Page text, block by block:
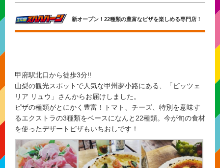
新オープン！22種類の豊富なピザを楽しめる専門店！
甲府駅北口から徒歩3分!!
山梨の観光スポットで人気な甲州夢小路にある、
「ピッツェ
リア リュウ」 さんからお届けしました。
ピザの種類がとにかく豊富！トマト、チーズ、特別を意味す
るエクストラの3種類をベースになんと22種類。今が旬の食材
を使ったデザートピザもいちおしです！